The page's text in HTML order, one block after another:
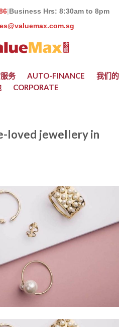
|Business Hrs: 8:30am to 8pm
务 AUTO-FINANCE
我们的
CORPORATE
loved jewellery in